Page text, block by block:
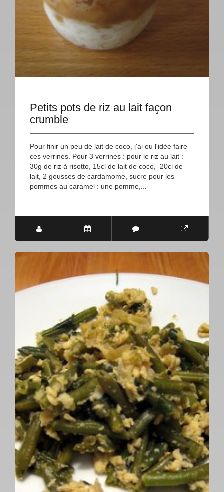
Petits pots de riz au lait façon
crumble
Pour finir un peu de lait de coco, j'ai eu l'idée faire
ces verrines. Pour 3 verrines : pour le riz au lait :
30g de riz à risotto, 15cl de lait de coco, 20cl de
lait, 2 gousses de cardamome, sucre pour les
pommes au caramel : une pomme,...